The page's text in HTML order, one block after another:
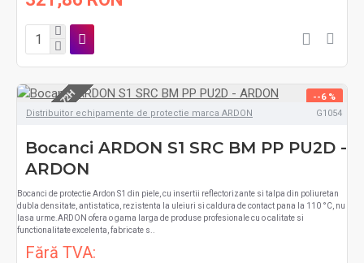
LIVRARE 48-72H
--6 %
Distribuitor echipamente de protectie marca ARDON
G1054
Bocanci ARDON S1 SRC BM PP PU2D -
ARDON
Bocanci de protectie Ardon S1 din piele, cu insertii reflectorizante si talpa din poliuretan
dubla densitate, antistatica, rezistenta la uleiuri si caldura de contact pana la 110 °C, nu
lasa urme.ARDON ofera o gama larga de produse profesionale cu o calitate si
functionalitate excelenta, fabricate s..
Fără TVA: